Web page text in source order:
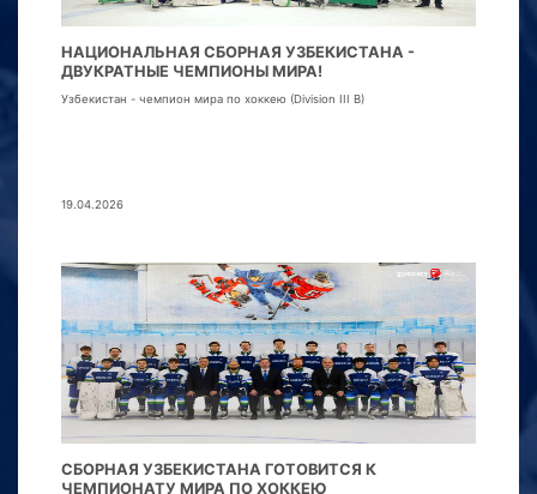
НАЦИОНАЛЬНАЯ СБОРНАЯ УЗБЕКИСТАНА -
ДВУКРАТНЫЕ ЧЕМПИОНЫ МИРА!
Узбекистан - чемпион мира по хоккею (Division III B)
19.04.2026
СБОРНАЯ УЗБЕКИСТАНА ГОТОВИТСЯ К
ЧЕМПИОНАТУ МИРА ПО ХОККЕЮ